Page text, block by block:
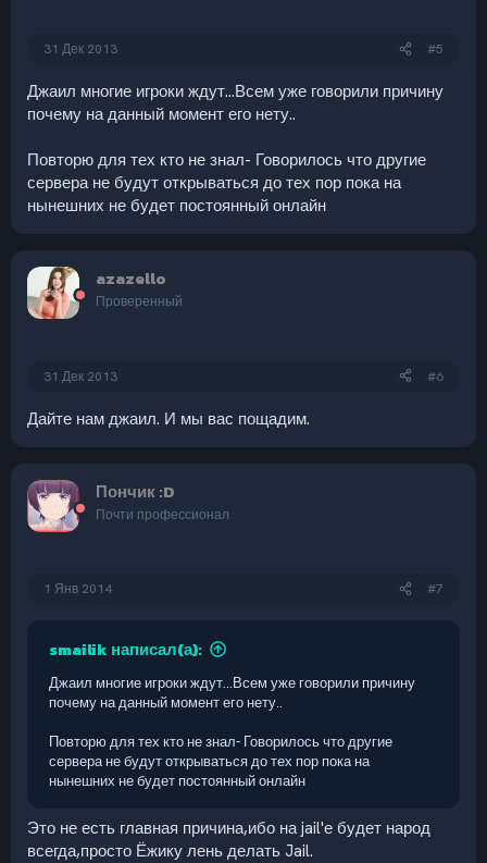
31 Дек 2013 #5
Джаил многие игроки ждут...Всем уже говорили причину
почему на данный момент его нету..
Повторю для тех кто не знал- Говорилось что другие
сервера не будут открываться до тех пор пока на
нынешних не будет постоянный онлайн
azazello
Проверенный
31 Дек 2013 #6
Дайте нам джаил. И мы вас пощадим.
Пончик :D
Почти профессионал
1 Янв 2014 #7
smailik написал(а):
Джаил многие игроки ждут...Всем уже говорили причину
почему на данный момент его нету..
Повторю для тех кто не знал- Говорилось что другие
сервера не будут открываться до тех пор пока на
нынешних не будет постоянный онлайн
Это не есть главная причина,ибо на jail'е будет народ
всегда,просто Ёжику лень делать Jail.